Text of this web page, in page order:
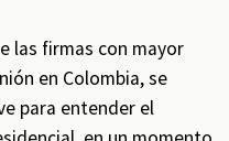
las firmas con mayor
en Colombia, se
para entender el